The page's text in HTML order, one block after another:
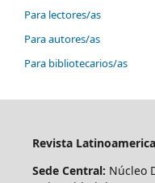
Para lectores/as
Para autores/as
Para bibliotecarios/as
Revista
Sede Central: Núcleo